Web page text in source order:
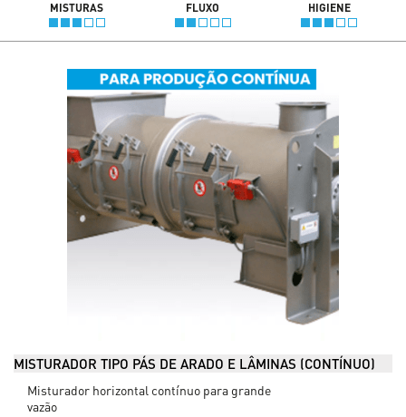
MISTURAS
FLUXO HIGIENE
MISTURADOR TIPO PÁS DE ARADO E LÂMINAS (CONTÍNUO)
Misturador horizontal contínuo para grande
vazão